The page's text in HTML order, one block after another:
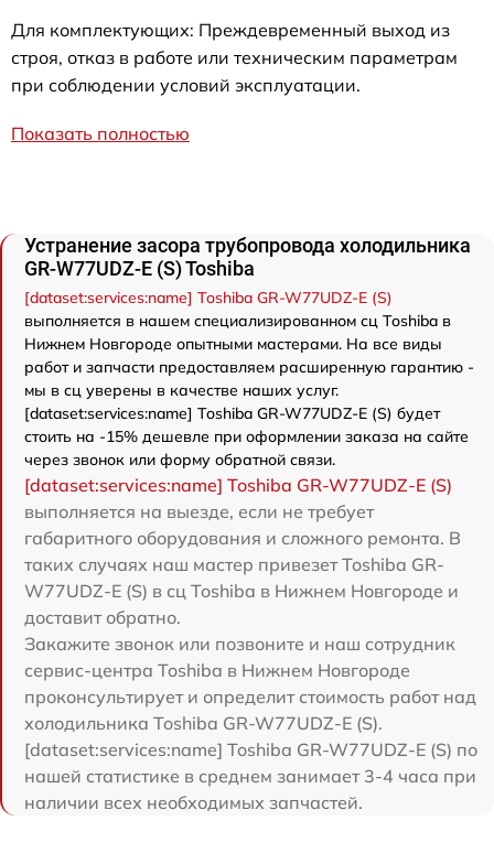
Для комплектующих: Преждевременный выход из
строя, отказ в работе или техническим параметрам
при соблюдении условий эксплуатации.
Показать полностью
Устранение засора трубопровода холодильника
GR-W77UDZ-E (S) Toshiba
[dataset:services:name] Toshiba GR-W77UDZ-E (S)
выполняется в нашем специализированном сц Toshiba в
Нижнем Новгороде опытными мастерами. На все виды
работ и запчасти предоставляем расширенную гарантию -
мы в сц уверены в качестве наших услуг.
[dataset:services:name] Toshiba GR-W77UDZ-E (S) будет
стоить на -15% дешевле при оформлении заказа на сайте
через звонок или форму обратной связи.
[dataset:services:name] Toshiba GR-W77UDZ-E (S)
выполняется на выезде, если не требует
габаритного оборудования и сложного ремонта. В
таких случаях наш мастер привезет Toshiba GR-
W77UDZ-E (S) в сц Toshiba в Нижнем Новгороде и
доставит обратно.
Закажите звонок или позвоните и наш сотрудник
сервис-центра Toshiba в Нижнем Новгороде
проконсультирует и определит стоимость работ над
холодильника Toshiba GR-W77UDZ-E (S).
[dataset:services:name] Toshiba GR-W77UDZ-E (S) по
нашей статистике в среднем занимает 3-4 часа при
наличии всех необходимых запчастей.